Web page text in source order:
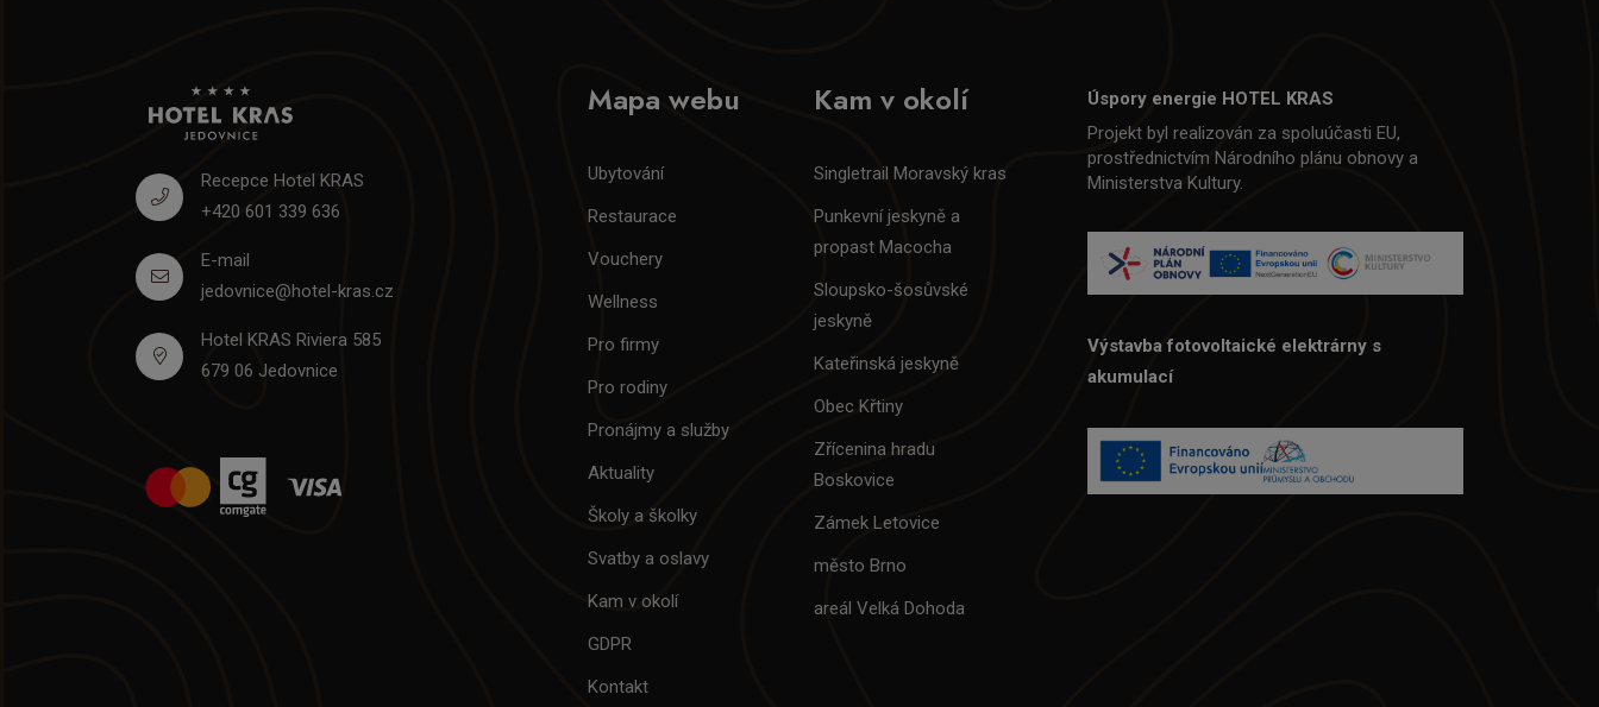
Recepce Hotel KRAS
+420 601 339 636
E-mail
jedovnice@hotel-kras.cz
Hotel KRAS Riviera 585
679 06 Jedovnice
Mapa webu
Ubytování
Restaurace
Vouchery
Wellness
Pro firmy
Pro rodiny
Pronájmy a služby
Aktuality
Školy a školky
Svatby a oslavy
Kam v okolí
GDPR
Kontakt
Kam v okolí
Singletrail Moravský kras
Punkevní jeskyně a
propast Macocha
Sloupsko-šosůvské
jeskyně
Kateřinská jeskyně
Obec Křtiny
Zřícenina hradu
Boskovice
Zámek Letovice
město Brno
areál Velká Dohoda
Úspory energie HOTEL KRAS
Projekt byl realizován za spoluúčasti EU,
prostřednictvím Národního plánu obnovy a
Ministerstva Kultury.
Výstavba fotovoltaické elektrárny s
akumulací